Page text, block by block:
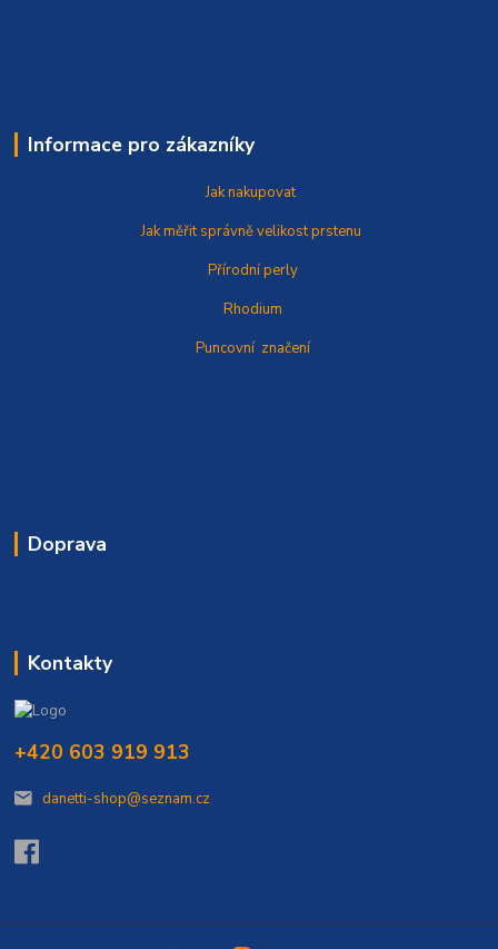
Informace pro zákazníky
Jak nakupovat
Jak měřit správněvelikost prstenu
Přírodní perly
Rhodium
Puncovní značení
Doprava
Kontakty
+420 603 919 913
danetti-shop@seznam.cz